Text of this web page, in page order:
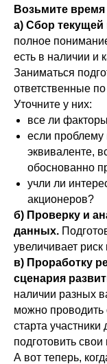
Возьмите время
а) Сбор
полное
есть в наличии и
Заниматься
ответственные
Уточните у них:
все ли
если
эквиваленте,
обоснованно
учли ли
акционеров?
б) Проверку и
данных.
увеличивает
в) Проработку
сценария
наличии разных
можно
старта
подготовить
А вот теперь,